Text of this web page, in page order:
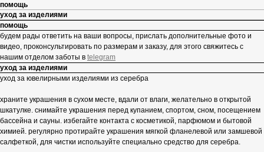
помощь
уход за изделиями
помощь
будем рады ответить на ваши вопросы, прислать дополнительные фото и
видео, проконсультировать по размерам и заказу, для этого свяжитесь с
нашим отделом заботы в telegram
уход за изделиями
уход за ювелирными изделиями из серебра
храните украшения в сухом месте, вдали от влаги, желательно в открытой
шкатулке. снимайте украшения перед купанием, спортом, сном, посещением
бассейна и сауны. избегайте контакта с косметикой, парфюмом и бытовой
химией. регулярно протирайте украшения мягкой фланелевой или замшевой
салфеткой, для чистки используйте специально средство для серебра.